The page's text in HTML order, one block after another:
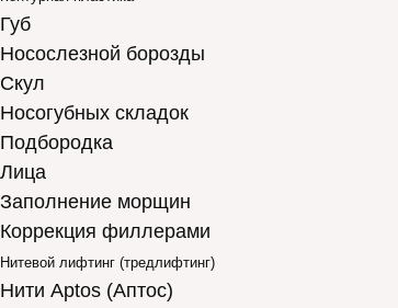
Губ
Носослезной борозды
Скул
Носогубных складок
Подбородка
Лица
Заполнение морщин
Коррекция филлерами
Нитевой лифтинг (тредлифтинг)
Нити Aptos (Аптос)